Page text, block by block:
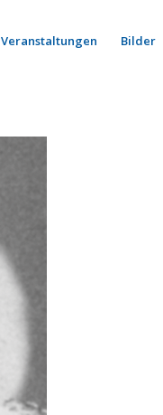
Veranstaltungen Bilder